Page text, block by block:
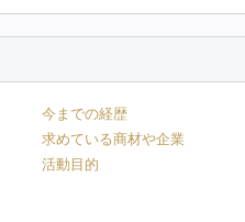
今までの経歴
求めている商材や企業
活動目的